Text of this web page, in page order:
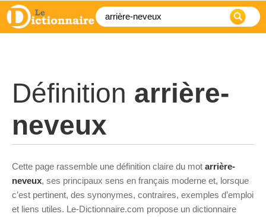
Définition arrière-
neveux
Cette page rassemble une définition claire du mot arrière-
neveux, ses principaux sens en français moderne et, lorsque
c’est pertinent, des synonymes, contraires, exemples d’emploi
et liens utiles. Le-Dictionnaire.com propose un dictionnaire